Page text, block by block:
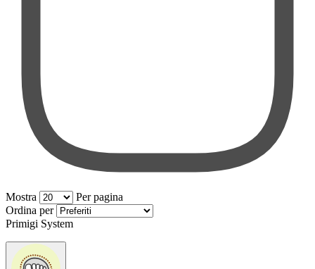
Mostra
Per pagina
per pagina
Ordina per
Primigi System